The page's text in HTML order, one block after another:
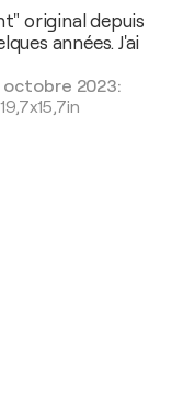
original depuis
années. J'ai
2023:
19,7x15,7in